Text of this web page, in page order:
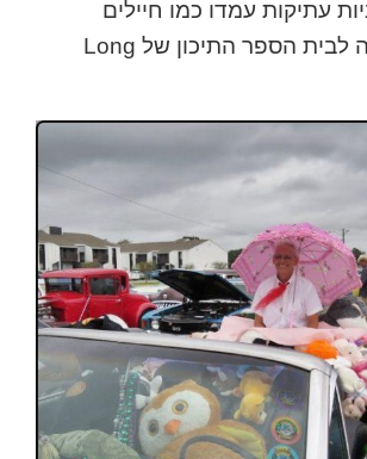
מכוניות עתיקות עמדו כמו חיילים
ברחבת הכניסה לבית הספר התיכון של Long